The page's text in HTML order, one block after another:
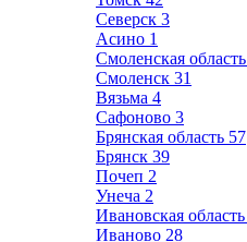
Северск 3
Асино 1
Смоленская область
Смоленск 31
Вязьма 4
Сафоново 3
Брянская область 57
Брянск 39
Почеп 2
Унеча 2
Ивановская область
Иваново 28